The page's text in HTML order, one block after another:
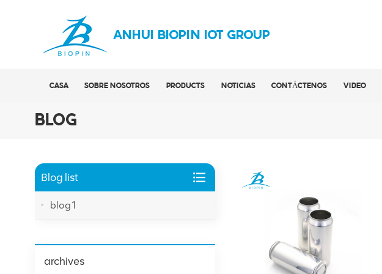
ANHUI BIOPIN IOT GROUP
CASA SOBRE NOSOTROS PRODUCTS NOTICIAS CONTÁCTENOS VIDEO
BLOG
Blog list
blog1
archives